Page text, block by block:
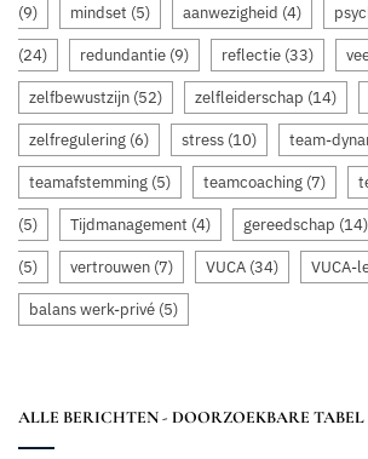
(9) mindset (5) aanwezigheid (4)
(24) redundantie (9) reflectie (33)
zelfbewustzijn (52) zelfleiderschap (14)
zelfregulering (6) stress (10) team-
teamafstemming (5) teamcoaching (7)
(5) Tijdmanagement (4) gereedschap (14)
(5) vertrouwen (7) VUCA (34) VUCA-
balans werk-privé (5)
ALLE BERICHTEN - DOORZOEKBARE TABEL